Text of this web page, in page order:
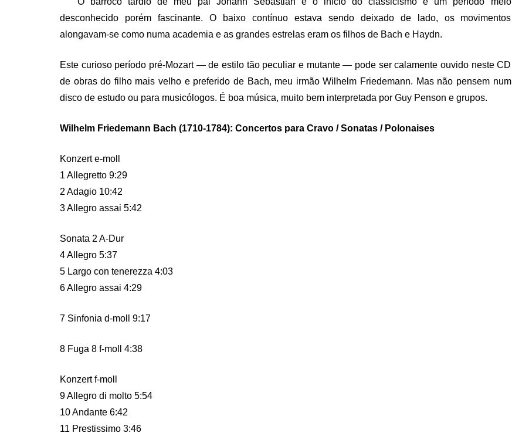
desconhecido porém fascinante. O baixo contínuo estava sendo deixado de lado, os movimentos
alongavam-se como numa academia e as grandes estrelas eram os filhos de Bach e Haydn.
Este curioso período pré-Mozart — de estilo tão peculiar e mutante — pode ser calamente ouvido neste CD
de obras do filho mais velho e preferido de Bach, meu irmão Wilhelm Friedemann. Mas não pensem num
disco de estudo ou para musicólogos. É boa música, muito bem interpretada por Guy Penson e grupos.
Wilhelm Friedemann Bach (1710-1784): Concertos para Cravo / Sonatas / Polonaises
Konzert e-moll
1 Allegretto 9:29
2 Adagio 10:42
3 Allegro assai 5:42
Sonata 2 A-Dur
4 Allegro 5:37
5 Largo con tenerezza 4:03
6 Allegro assai 4:29
7 Sinfonia d-moll 9:17
8 Fuga 8 f-moll 4:38
Konzert f-moll
9 Allegro di molto 5:54
10 Andante 6:42
11 Prestissimo 3:46